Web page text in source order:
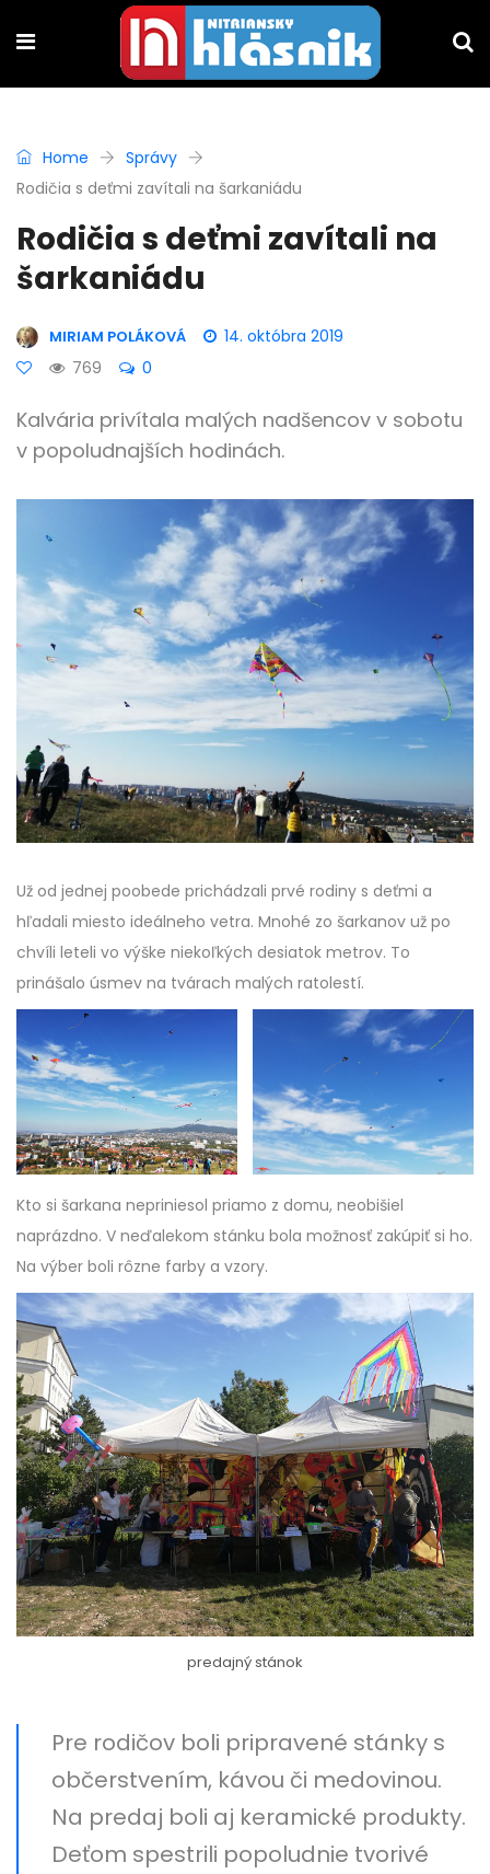
Home
Správy
Rodičia s deťmi zavítali na šarkaniádu
Rodičia s deťmi zavítali na
šarkaniádu
MIRIAM POLÁKOVÁ
14. októbra 2019
769
0
Kalvária privítala malých nadšencov v sobotu
v popoludnajších hodinách.
Už od jednej poobede prichádzali prvé rodiny s deťmi a
hľadali miesto ideálneho vetra. Mnohé zo šarkanov už po
chvíli leteli vo výške niekoľkých desiatok metrov. To
prinášalo úsmev na tvárach malých ratolestí.
Kto si šarkana nepriniesol priamo z domu, neobišiel
naprázdno. V neďalekom stánku bola možnosť zakúpiť si ho.
Na výber boli rôzne farby a vzory.
predajný stánok
Pre rodičov boli pripravené stánky s
občerstvením, kávou či medovinou.
Na predaj boli aj keramické produkty.
Deťom spestrili popoludnie tvorivé